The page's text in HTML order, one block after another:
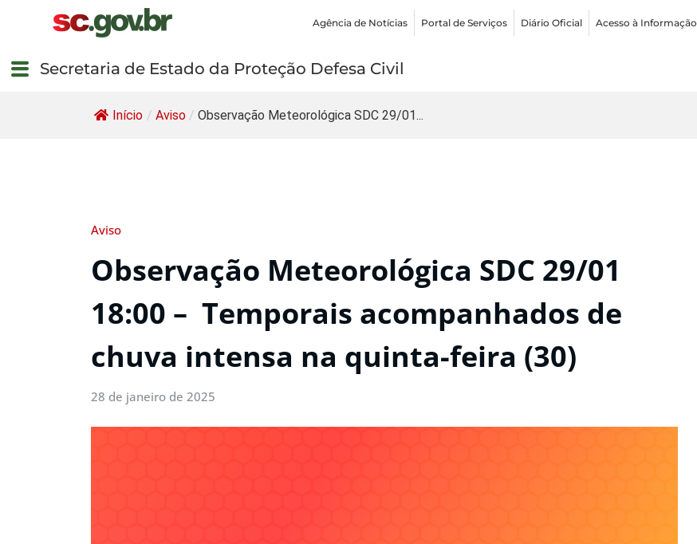
Agência de Notícias Portal de Serviços Diário Oficial Acesso à Informação
Secretaria de Estado da Proteção Defesa Civil
Início / Aviso / Observação Meteorológica SDC 29/01...
Aviso
Observação Meteorológica SDC 29/01
18:00 – Temporais acompanhados de
chuva intensa na quinta-feira (30)
28 de janeiro de 2025